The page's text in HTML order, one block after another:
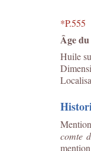
*P.555
Âge du
Huile
comte